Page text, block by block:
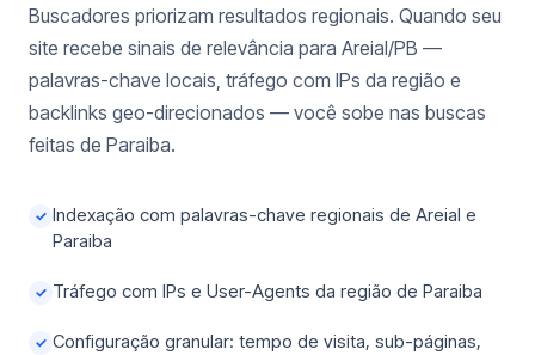
Buscadores priorizam resultados regionais. Quando seu
site recebe sinais de relevância para Areial/PB —
palavras-chave locais, tráfego com IPs da região e
backlinks geo-direcionados — você sobe nas buscas
feitas de Paraiba.
✓ Indexação com palavras-chave regionais de Areial e
Paraiba
✓ Tráfego com IPs e User-Agents da região de Paraiba
✓ Configuração granular: tempo de visita, sub-páginas,